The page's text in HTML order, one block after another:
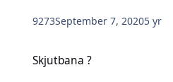
9273September 7, 20205 yr
Skjutbana ?